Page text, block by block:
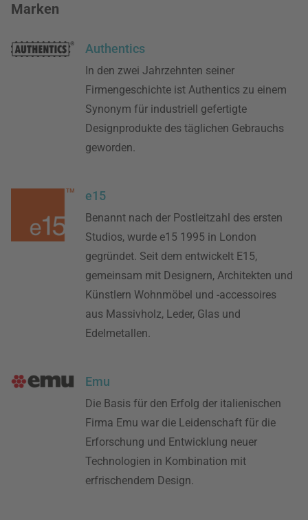
Marken
Authentics
In den zwei Jahrzehnten seiner
Firmengeschichte ist Authentics zu einem
Synonym für industriell gefertigte
Designprodukte des täglichen Gebrauchs
geworden.
e15
Benannt nach der Postleitzahl des ersten
Studios, wurde e15 1995 in London
gegründet. Seit dem entwickelt E15,
gemeinsam mit Designern, Architekten und
Künstlern Wohnmöbel und -accessoires
aus Massivholz, Leder, Glas und
Edelmetallen.
Emu
Die Basis für den Erfolg der italienischen
Firma Emu war die Leidenschaft für die
Erforschung und Entwicklung neuer
Technologien in Kombination mit
erfrischendem Design.